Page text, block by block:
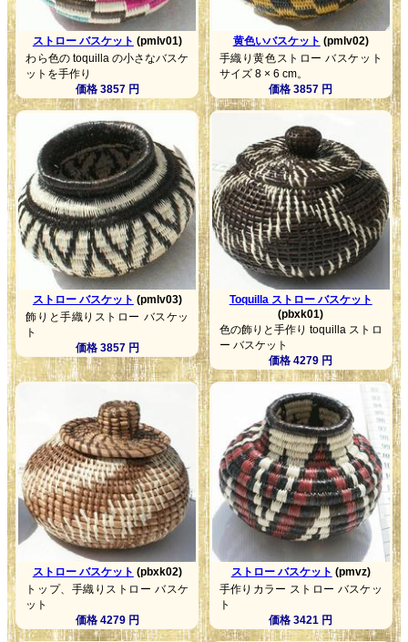
ストロー バスケット (pmlv01)
わら色の toquilla の小さなバスケ
ットを手作り
価格 3857 円
黄色いバスケット (pmlv02)
手織り黄色ストロー バスケット
サイズ 8 × 6 cm。
価格 3857 円
ストロー バスケット (pmlv03)
飾りと手織りストロー バスケッ
ト
価格 3857 円
Toquilla ストロー バスケット
(pbxk01)
色の飾りと手作り toquilla ストロ
ー バスケット
価格 4279 円
ストロー バスケット (pbxk02)
トップ、手織りストロー バスケ
ット
価格 4279 円
ストロー バスケット (pmvz)
手作りカラー ストロー バスケッ
ト
価格 3421 円